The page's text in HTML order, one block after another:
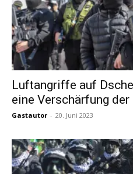
Luftangriffe auf
eine Verschärfung
Gastautor - 20. Juni 2023